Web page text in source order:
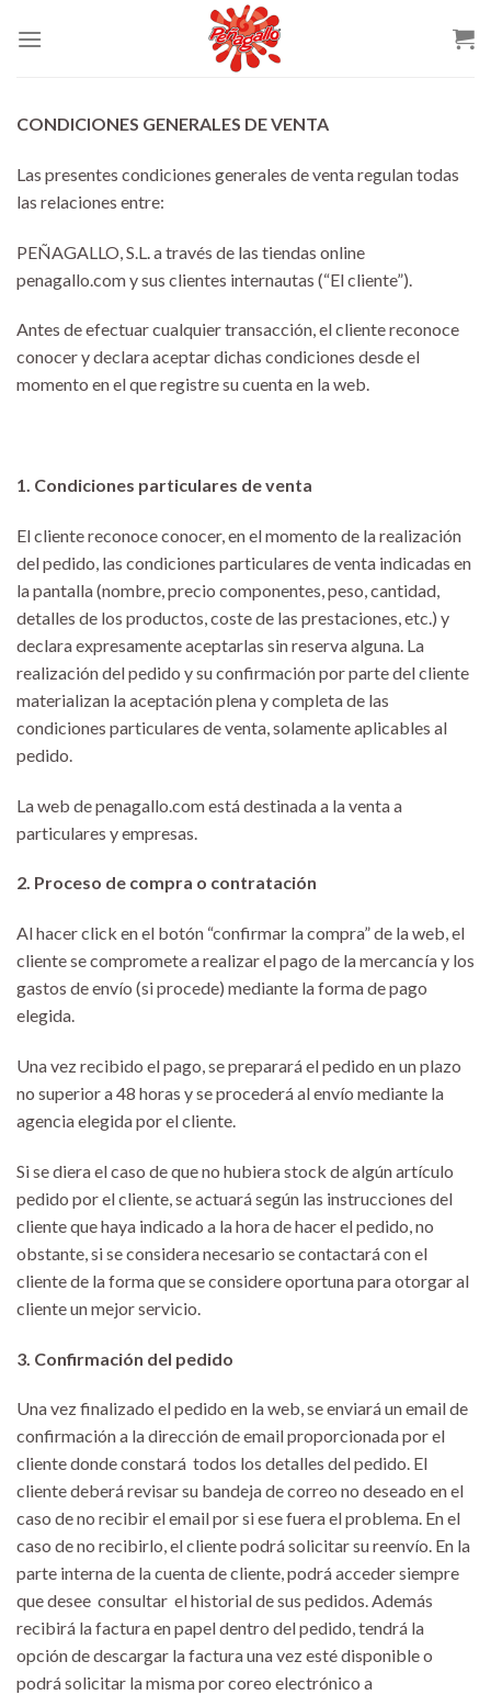
CONDICIONES GENERALES DE VENTA
Las presentes condiciones generales de venta regulan todas
las relaciones entre:
PEÑAGALLO, S.L. a través de las tiendas online
penagallo.com y sus clientes internautas (“El cliente”).
Antes de efectuar cualquier transacción, el cliente reconoce
conocer y declara aceptar dichas condiciones desde el
momento en el que registre su cuenta en la web.
1. Condiciones particulares de venta
El cliente reconoce conocer, en el momento de la realización
del pedido, las condiciones particulares de venta indicadas en
la pantalla (nombre, precio componentes, peso, cantidad,
detalles de los productos, coste de las prestaciones, etc.) y
declara expresamente aceptarlas sin reserva alguna. La
realización del pedido y su confirmación por parte del cliente
materializan la aceptación plena y completa de las
condiciones particulares de venta, solamente aplicables al
pedido.
La web de penagallo.com está destinada a la venta a
particulares y empresas.
2. Proceso de compra o contratación
Al hacer click en el botón “confirmar la compra” de la web, el
cliente se compromete a realizar el pago de la mercancía y los
gastos de envío (si procede) mediante la forma de pago
elegida.
Una vez recibido el pago, se preparará el pedido en un plazo
no superior a 48 horas y se procederá al envío mediante la
agencia elegida por el cliente.
Si se diera el caso de que no hubiera stock de algún artículo
pedido por el cliente, se actuará según las instrucciones del
cliente que haya indicado a la hora de hacer el pedido, no
obstante, si se considera necesario se contactará con el
cliente de la forma que se considere oportuna para otorgar al
cliente un mejor servicio.
3. Confirmación del pedido
Una vez finalizado el pedido en la web, se enviará un email de
confirmación a la dirección de email proporcionada por el
cliente donde constará todos los detalles del pedido. El
cliente deberá revisar su bandeja de correo no deseado en el
caso de no recibir el email por si ese fuera el problema. En el
caso de no recibirlo, el cliente podrá solicitar su reenvío. En la
parte interna de la cuenta de cliente, podrá acceder siempre
que desee consultar el historial de sus pedidos. Además
recibirá la factura en papel dentro del pedido, tendrá la
opción de descargar la factura una vez esté disponible o
podrá solicitar la misma por coreo electrónico a